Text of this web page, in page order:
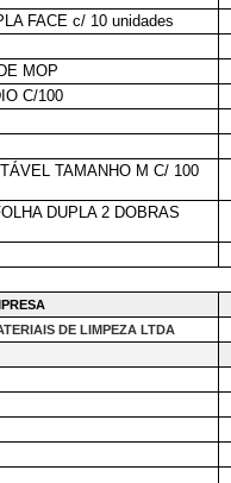
FACE c/ 10 unidades
MOP
C/100
TAMANHO M C/ 100
DUPLA 2 DOBRAS
DE LIMPEZA LTDA